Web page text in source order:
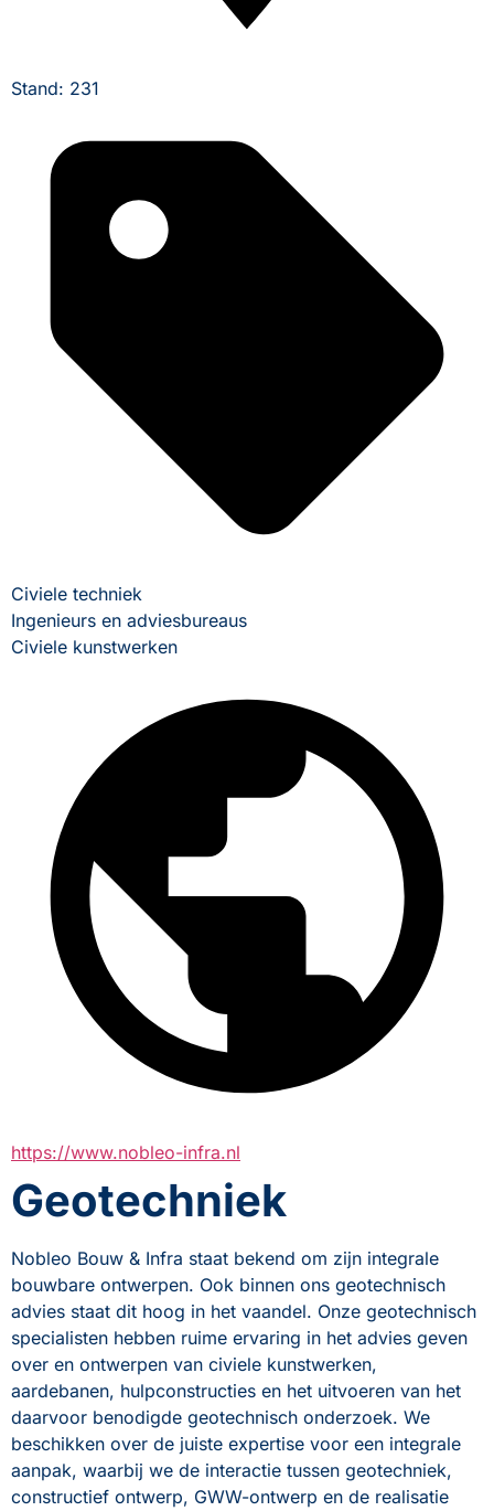
Stand: 231
Civiele techniek
Ingenieurs en adviesbureaus
Civiele kunstwerken
https://www.nobleo-infra.nl
Geotechniek
Nobleo Bouw & Infra staat bekend om zijn integrale
bouwbare ontwerpen. Ook binnen ons geotechnisch
advies staat dit hoog in het vaandel. Onze geotechnisch
specialisten hebben ruime ervaring in het advies geven
over en ontwerpen van civiele kunstwerken,
aardebanen, hulpconstructies en het uitvoeren van het
daarvoor benodigde geotechnisch onderzoek. We
beschikken over de juiste expertise voor een integrale
aanpak, waarbij we de interactie tussen geotechniek,
constructief ontwerp, GWW-ontwerp en de realisatie